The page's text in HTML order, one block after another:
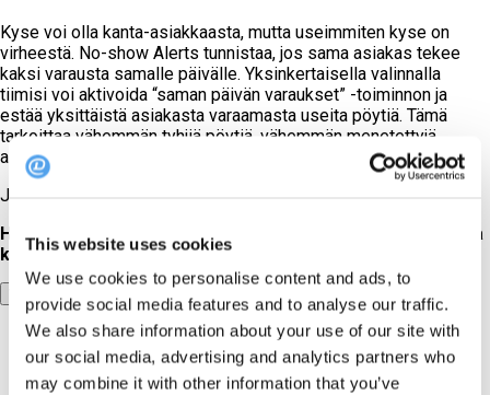
This website uses cookies
We use cookies to personalise content and ads, to
provide social media features and to analyse our traffic.
We also share information about your use of our site with
our social media, advertising and analytics partners who
may combine it with other information that you’ve
Kyse voi olla kanta-asiakkaasta, mutta useimmiten kyse on
virheestä. No-show Alerts tunnistaa, jos sama asiakas tekee
kaksi varausta samalle päivälle. Yksinkertaisella valinnalla
tiimisi voi aktivoida “saman päivän varaukset” -toiminnon ja
estää yksittäistä asiakasta varaamasta useita pöytiä. Tämä
tarkoittaa vähemmän tyhjiä pöytiä, vähemmän menetettyjä
asiakaspaikkoja ja enemmän liikevaihtoa per kattaus.
Joten... mitä enää odotat?
Haluatko suojata suuremman osan liikevaihtoasi jokaisella
kattauksella?